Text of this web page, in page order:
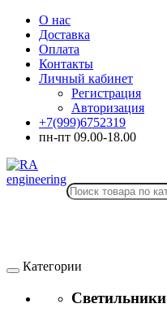
О нас
Доставка
Оплата
Контакты
Личный кабинет
Регистрация
Авторизация
+7(999)6752319
пн-пт 09.00-18.00
Категории
Светильники